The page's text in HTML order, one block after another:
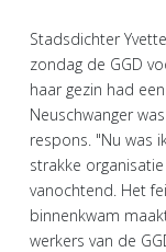
Stadsdichter
zondag de GGD
haar gezin had
Neuschwanger
respons. "Nu was
strakke
vanochtend. Het
binnenkwam
werkers van de